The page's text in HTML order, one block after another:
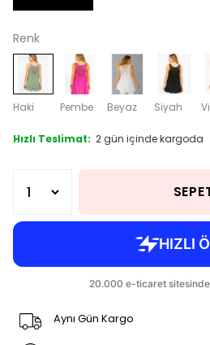
Renk
Haki Pembe Beyaz Siyah
Hızlı Teslimat: 2 gün içinde kargoda
Aynı Gün Kargo